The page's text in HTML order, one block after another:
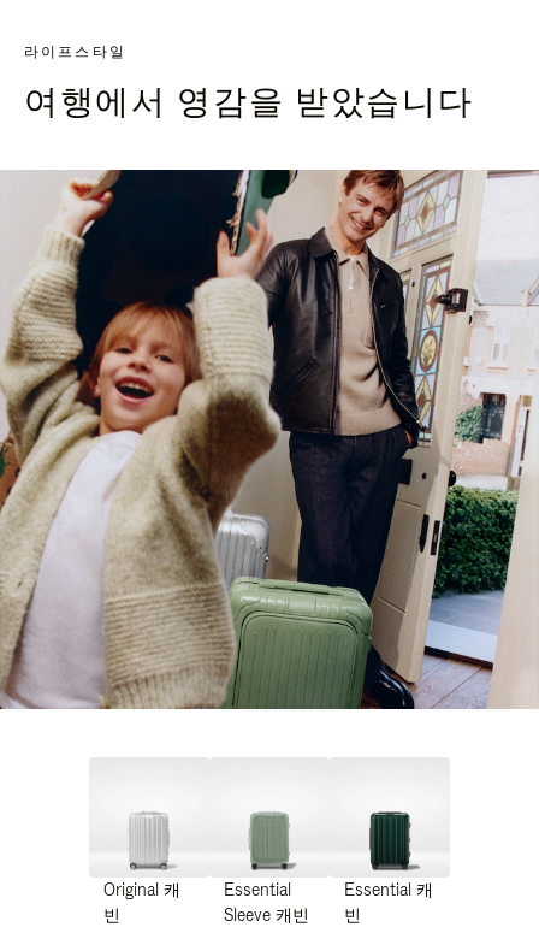
라이프스타일
여행에서 영감을 받았습니다
Original 캐
빈
Essential
Sleeve 캐빈
Essential 캐
빈